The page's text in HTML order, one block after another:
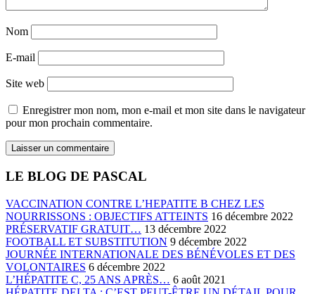
Nom
E-mail
Site web
Enregistrer mon nom, mon e-mail et mon site dans le navigateur
pour mon prochain commentaire.
LE BLOG DE PASCAL
VACCINATION CONTRE L’HEPATITE B CHEZ LES
NOURRISSONS : OBJECTIFS ATTEINTS 16 décembre 2022
PRÉSERVATIF GRATUIT… 13 décembre 2022
FOOTBALL ET SUBSTITUTION 9 décembre 2022
JOURNÉE INTERNATIONALE DES BÉNÉVOLES ET DES
VOLONTAIRES 6 décembre 2022
L’HÉPATITE C, 25 ANS APRÈS… 6 août 2021